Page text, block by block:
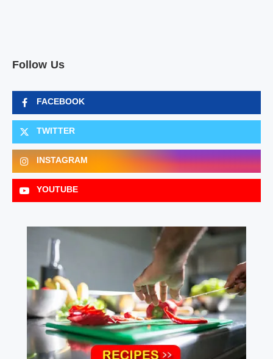
Follow Us
FACEBOOK
TWITTER
INSTAGRAM
YOUTUBE